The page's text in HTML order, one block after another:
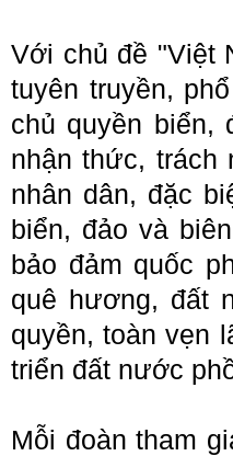
Với chủ đề "Việt
tuyên truyền,
chủ quyền biển,
nhận thức, trách
nhân dân, đặc
biển, đảo và
bảo đảm quốc
quê hương, đất
quyền, toàn vẹn
triển đất nước
Mỗi đoàn tham